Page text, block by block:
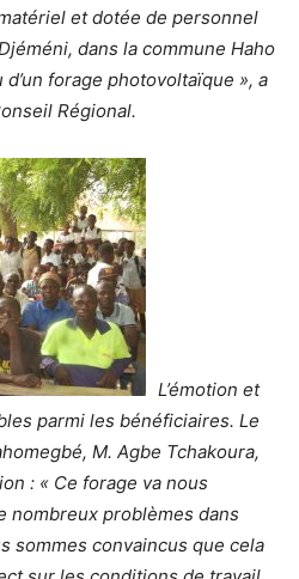
et dotée de personnel
dans la commune Haho
forage photovoltaïque », a
Régional.
L’émotion et
parmi les bénéficiaires. Le
M. Agbe Tchakoura,
: « Ce forage va nous
nombreux problèmes dans
sommes convaincus que cela